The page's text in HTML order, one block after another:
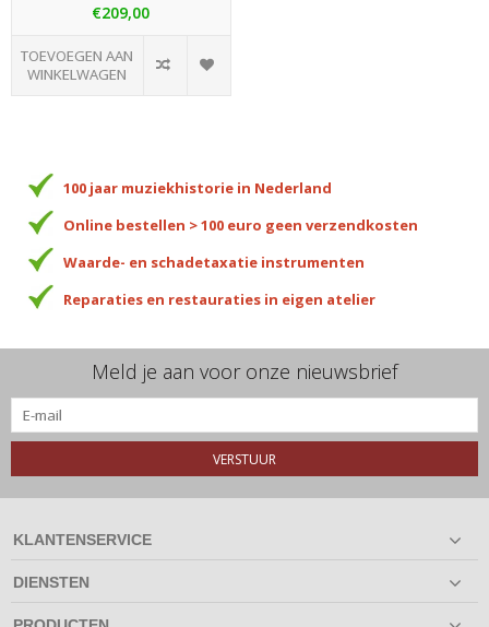
€209,00
TOEVOEGEN AAN
WINKELWAGEN
100 jaar muziekhistorie in Nederland
Online bestellen > 100 euro geen verzendkosten
Waarde- en schadetaxatie instrumenten
Reparaties en restauraties in eigen atelier
Meld je aan voor onze nieuwsbrief
VERSTUUR
KLANTENSERVICE
DIENSTEN